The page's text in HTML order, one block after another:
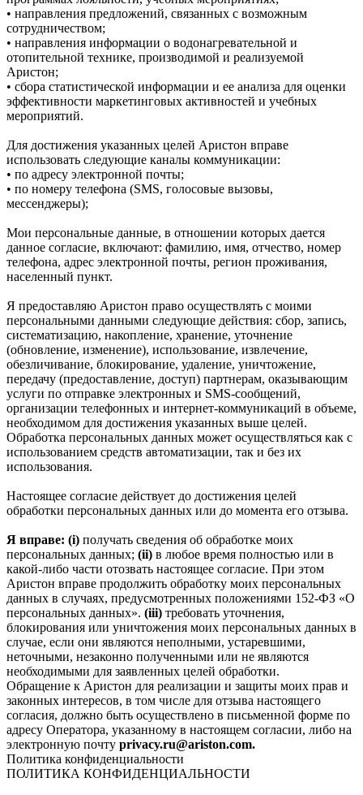
• направления предложений, связанных с возможным
сотрудничеством;
• направления информации о водонагревательной и
отопительной технике, производимой и реализуемой
Аристон;
• сбора статистической информации и ее анализа для оценки
эффективности маркетинговых активностей и учебных
мероприятий.
Для достижения указанных целей Аристон вправе
использовать следующие каналы коммуникации:
• по адресу электронной почты;
• по номеру телефона (SMS, голосовые вызовы,
мессенджеры);
Мои персональные данные, в отношении которых дается
данное согласие, включают: фамилию, имя, отчество, номер
телефона, адрес электронной почты, регион проживания,
населенный пункт.
Я предоставляю Аристон право осуществлять с моими
персональными данными следующие действия: сбор, запись,
систематизацию, накопление, хранение, уточнение
(обновление, изменение), использование, извлечение,
обезличивание, блокирование, удаление, уничтожение,
передачу (предоставление, доступ) партнерам, оказывающим
услуги по отправке электронных и SMS‑сообщений,
организации телефонных и интернет‑коммуникаций в объеме,
необходимом для достижения указанных выше целей.
Обработка персональных данных может осуществляться как с
использованием средств автоматизации, так и без их
использования.
Настоящее согласие действует до достижения целей
обработки персональных данных или до момента его отзыва.
Я вправе: (i) получать сведения об обработке моих
персональных данных; (ii) в любое время полностью или в
какой-либо части отозвать настоящее согласие. При этом
Аристон вправе продолжить обработку моих персональных
данных в случаях, предусмотренных положениями 152-ФЗ «О
персональных данных». (iii) требовать уточнения,
блокирования или уничтожения моих персональных данных в
случае, если они являются неполными, устаревшими,
неточными, незаконно полученными или не являются
необходимыми для заявленных целей обработки.
Обращение к Аристон для реализации и защиты моих прав и
законных интересов, в том числе для отзыва настоящего
согласия, должно быть осуществлено в письменной форме по
адресу Оператора, указанному в настоящем согласии, либо на
электронную почту privacy.ru@ariston.com.
Политика конфиденциальности
ПОЛИТИКА КОНФИДЕНЦИАЛЬНОСТИ